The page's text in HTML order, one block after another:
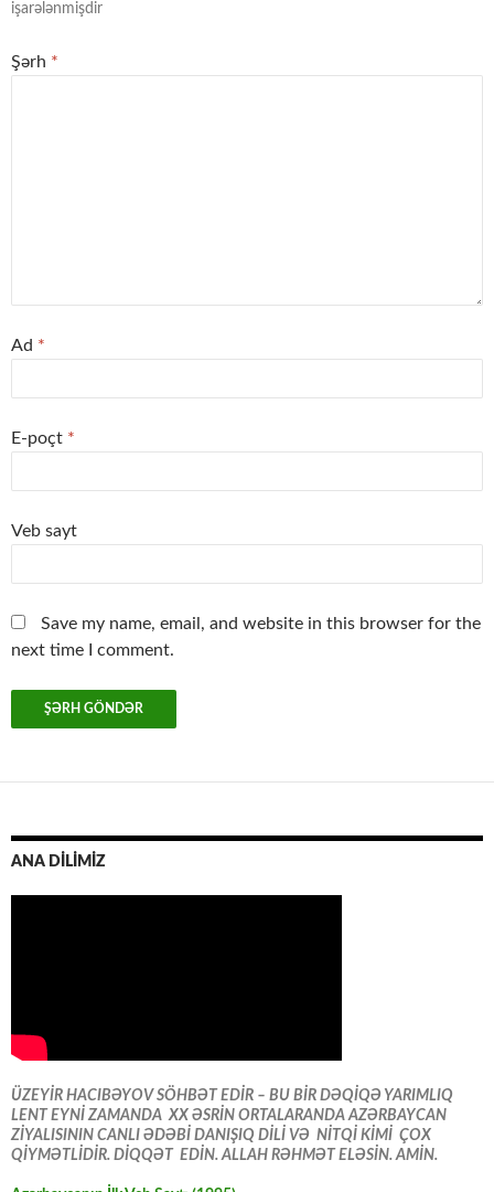
işarələnmişdir
Şərh *
Ad *
E-poçt *
Veb sayt
Save my name, email, and website in this browser for the
next time I comment.
ANA DİLİMİZ
ÜZEYİR HACIBƏYOV SÖHBƏT EDİR – BU BİR DƏQİQƏ YARIMLIQ
LENT EYNİ ZAMANDA XX ƏSRİN ORTALARANDA AZƏRBAYCAN
ZİYALISININ CANLI ƏDƏBİ DANIŞIQ DİLİ VƏ NİTQİ KİMİ ÇOX
QİYMƏTLİDİR. DİQQƏT EDİN. ALLAH RƏHMƏT ELƏSİN. AMİN.